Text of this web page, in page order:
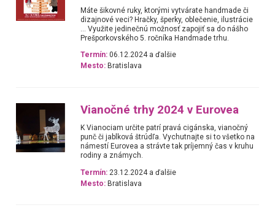
Máte šikovné ruky, ktorými vytvárate handmade či
dizajnové veci? Hračky, šperky, oblečenie, ilustrácie
… Využite jedinečnú možnosť zapojiť sa do nášho
Prešporkovského 5. ročníka Handmade trhu.
Termín: 06.12.2024 a ďalšie
Mesto: Bratislava
Vianočné trhy 2024 v Eurovea
K Vianociam určite patrí pravá cigánska, vianočný
punč či jablková štrúdľa. Vychutnajte si to všetko na
námestí Eurovea a strávte tak príjemný čas v kruhu
rodiny a známych.
Termín: 23.12.2024 a ďalšie
Mesto: Bratislava